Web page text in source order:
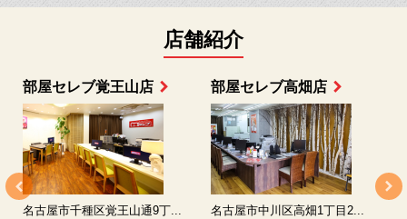
店舗紹介
部屋セレブ覚王山店
名古屋市千種区覚王山通9丁...
部屋セレブ高畑店
名古屋市中川区高畑1丁目2...